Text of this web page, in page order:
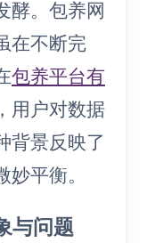
酵。包养网
在不断完
包养平台有
用户对数据
背景反映了
平衡。
与问题